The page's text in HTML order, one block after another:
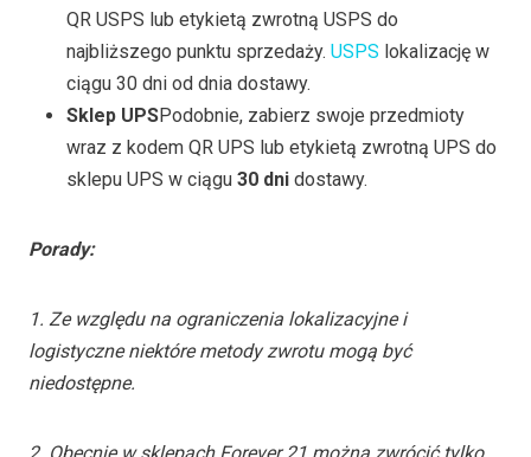
QR USPS lub etykietą zwrotną USPS do
najbliższego punktu sprzedaży. USPS lokalizację w
ciągu 30 dni od dnia dostawy.
Sklep UPSPodobnie, zabierz swoje przedmioty
wraz z kodem QR UPS lub etykietą zwrotną UPS do
sklepu UPS w ciągu 30 dni dostawy.
Porady:
1. Ze względu na ograniczenia lokalizacyjne i
logistyczne niektóre metody zwrotu mogą być
niedostępne.